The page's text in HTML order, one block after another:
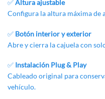
✅Altura ajustable
Configura la altura máxima de
✅ Botón interior y exterior
Abre y cierra la cajuela con
✅ Instalación Plug & Play
Cableado original para
vehículo.